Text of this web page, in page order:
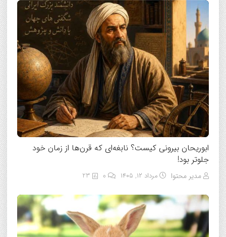
ابوریحان بیرونی کیست؟ نابغه‌ای که قرن‌ها از زمان خود
جلوتر بود!
مدیر محتوا مرداد ۱۲, ۱۴۰۵ 23